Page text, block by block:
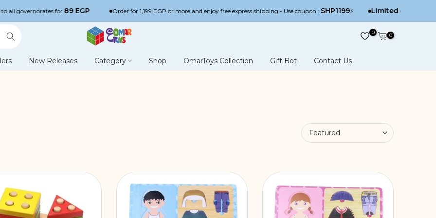
for89 EGP Order for 1,199 EGP or more and enjoy free express shipping - Use coupon : SHP1199⚡ Limited offer: Shipping to all
0 0
New Releases Category Shop OmarToys Collection Gift Bot Contact Us
Featured